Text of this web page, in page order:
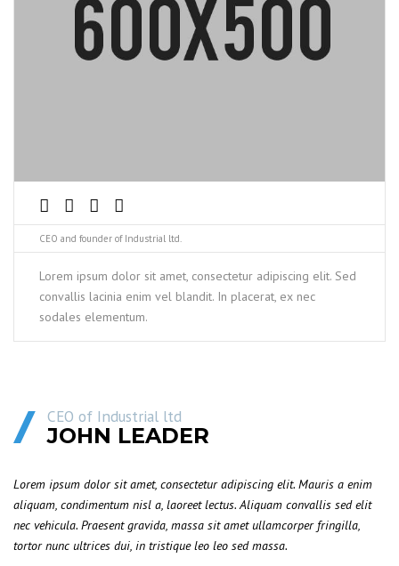
CEO and founder of Industrial ltd.
Lorem ipsum dolor sit amet, consectetur adipiscing elit. Sed
convallis lacinia enim vel blandit. In placerat, ex nec
sodales elementum.
CEO of Industrial ltd
JOHN LEADER
Lorem ipsum dolor sit amet, consectetur adipiscing elit. Mauris a enim
aliquam, condimentum nisl a, laoreet lectus. Aliquam convallis sed elit
nec vehicula. Praesent gravida, massa sit amet ullamcorper fringilla,
tortor nunc ultrices dui, in tristique leo leo sed massa.